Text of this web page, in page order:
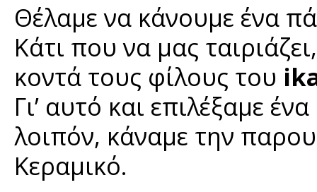
Θέλαμε να κάνουμε ένα
Κάτι που να μας
κοντά τους φίλους του
Γι’ αυτό και επιλέξαμε
λοιπόν, κάναμε την
Κεραμικό.